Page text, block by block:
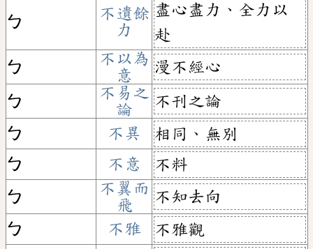
ㄅ
不遺餘
力
盡心盡力、全力以
赴
ㄅ
不以為
意
漫不經心
ㄅ
不易之
論
不刊之論
ㄅ
不異
相同、無別
ㄅ
不意
不料
ㄅ
不翼而
飛
不知去向
ㄅ
不雅
不雅觀